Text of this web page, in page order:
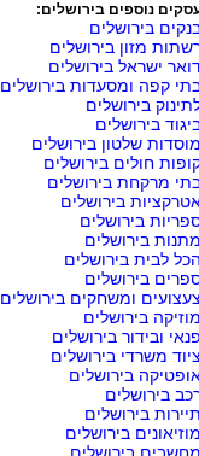
נוספים בירושלים:
בירושלים
מזון בירושלים
ישראל בירושלים
קפה ומסעדות בירושלים
בירושלים
בירושלים
שלטון בירושלים
חולים בירושלים
מרקחת בירושלים
בירושלים
בירושלים
בירושלים
לבית בירושלים
בירושלים
ומשחקים בירושלים
בירושלים
ובידור בירושלים
משרדי בירושלים
בירושלים
בירושלים
בירושלים
בירושלים